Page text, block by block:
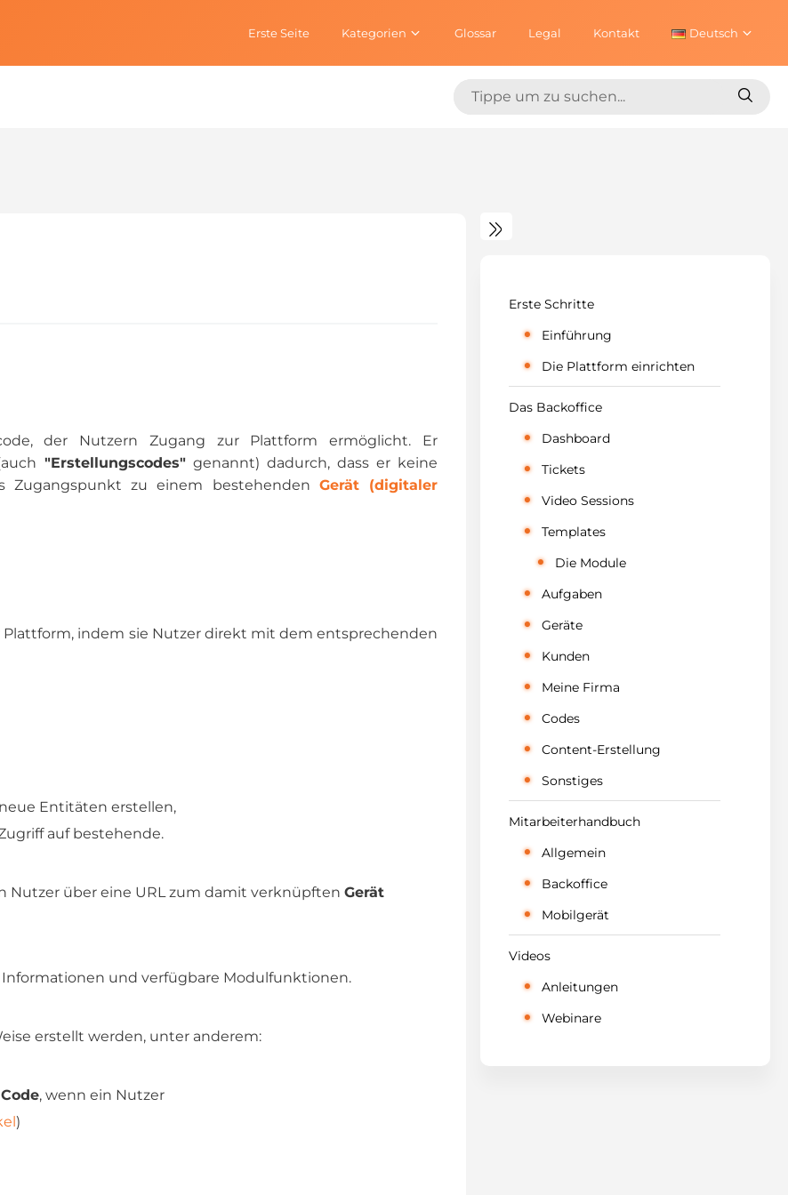
Erste Seite Kategorien Glossar Legal Kontakt Deutsch
Suchen
der Nutzern Zugang zur Plattform ermöglicht. Er
"Erstellungscodes"genannt) dadurch, dass er keine
Zugangspunkt zu einem bestehenden Gerät (digitaler
indem sie Nutzer direkt mit dem entsprechenden
Entitäten erstellen,
auf bestehende.
Nutzer über eine URL zum damit verknüpften Gerät
und verfügbare Modulfunktionen.
erstellt werden, unter anderem:
, wenn ein Nutzer
)
Erste Schritte
Einführung
Die Plattform einrichten
Das Backoffice
Dashboard
Tickets
Video Sessions
Templates
Die Module
Aufgaben
Geräte
Kunden
Meine Firma
Codes
Content-Erstellung
Sonstiges
Mitarbeiterhandbuch
Allgemein
Backoffice
Mobilgerät
Videos
Anleitungen
Webinare